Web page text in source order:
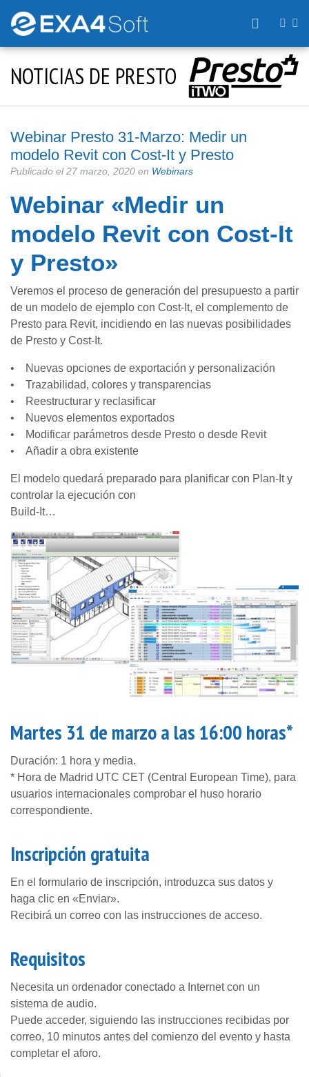
NOTICIAS DE PRESTO
Webinar Presto 31-Marzo: Medir un
modelo Revit con Cost-It y Presto
Publicado el27 marzo, 2020 en Webinars
Webinar «Medir un
modelo Revit con Cost-It
y Presto»
Veremos el proceso de generación del presupuesto a partir
de un modelo de ejemplo con Cost-It, el complemento de
Presto para Revit, incidiendo en las nuevas posibilidades
de Presto y Cost-It.
• Nuevas opciones de exportación y personalización
• Trazabilidad, colores y transparencias
• Reestructurar y reclasificar
• Nuevos elementos exportados
• Modificar parámetros desde Presto o desde Revit
• Añadir a obra existente
El modelo quedará preparado para planificar con Plan-It y
controlar la ejecución con
Build-It…
Martes 31 de marzo a las 16:00 horas*
Duración: 1 hora y media.
* Hora de Madrid UTC CET (Central European Time), para
usuarios internacionales comprobar el huso horario
correspondiente.
Inscripción gratuita
En el formulario de inscripción, introduzca sus datos y
haga clic en «Enviar».
Recibirá un correo con las instrucciones de acceso.
Requisitos
Necesita un ordenador conectado a Internet con un
sistema de audio.
Puede acceder, siguiendo las instrucciones recibidas por
correo, 10 minutos antes del comienzo del evento y hasta
completar el aforo.